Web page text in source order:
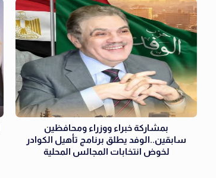
بمشاركة خبراء ووزراء ومحافظين
سابقين..الوفد يطلق برنامج تأهيل الكوادر
لخوض انتخابات المجالس المحلية